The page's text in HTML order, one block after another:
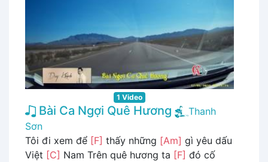
1 Video
Bài Ca Ngợi Quê Hương
Thanh
Sơn
Tôi đi xem để [F] thấy những [Am] gì yêu dấu
Việt [C] Nam Trên quê hương ta [F] đó cố